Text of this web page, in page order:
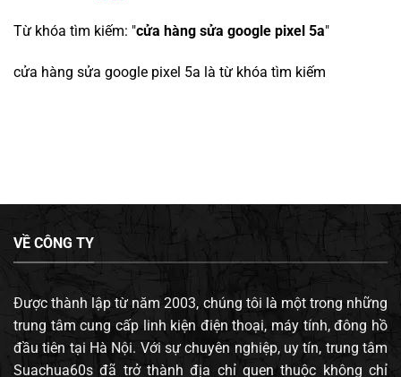
Từ khóa tìm kiếm: "cửa hàng sửa google pixel 5a"
cửa hàng sửa google pixel 5a là từ khóa tìm kiếm
VỀ CÔNG TY
Được thành lập từ năm 2003, chúng tôi là một trong những
trung tâm cung cấp linh kiện điện thoại, máy tính, đông hồ
đầu tiên tại Hà Nội. Với sự chuyên nghiệp, uy tín, trung tâm
Suachua60s đã trở thành địa chỉ quen thuộc không chỉ